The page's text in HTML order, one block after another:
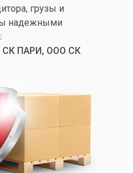
грузы и
надежными
СК ПАРИ, ООО СК